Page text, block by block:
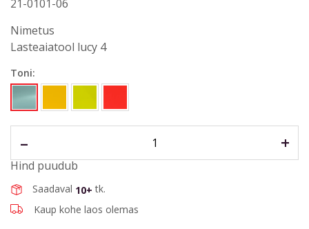
21-0101-06
Nimetus
Lasteaiatool lucy 4
Toni:
– +
Hind puudub
Saadaval 10+ tk.
Kaup kohe laos olemas